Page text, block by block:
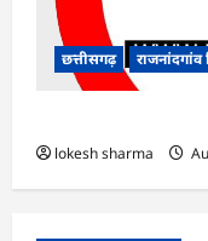
छत्तीसगढ़ राजनांदगांव
lokesh sharma